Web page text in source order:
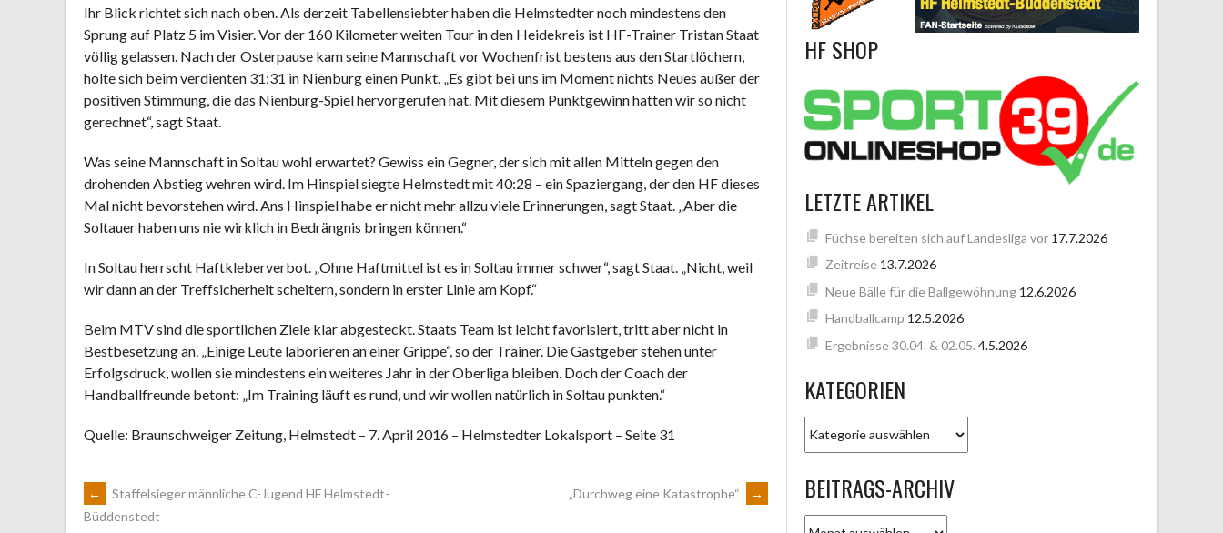
Ihr Blick richtet sich nach oben. Als derzeit Tabellensiebter haben die Helmstedter noch mindestens den
Sprung auf Platz 5 im Visier. Vor der 160 Kilometer weiten Tour in den Heidekreis ist HF-Trainer Tristan Staat
völlig gelassen. Nach der Osterpause kam seine Mannschaft vor Wochenfrist bestens aus den Startlöchern,
holte sich beim verdienten 31:31 in Nienburg einen Punkt. „Es gibt bei uns im Moment nichts Neues außer der
positiven Stimmung, die das Nienburg-Spiel hervorgerufen hat. Mit diesem Punktgewinn hatten wir so nicht
gerechnet“, sagt Staat.
Was seine Mannschaft in Soltau wohl erwartet? Gewiss ein Gegner, der sich mit allen Mitteln gegen den
drohenden Abstieg wehren wird. Im Hinspiel siegte Helmstedt mit 40:28 – ein Spaziergang, der den HF dieses
Mal nicht bevorstehen wird. Ans Hinspiel habe er nicht mehr allzu viele Erinnerungen, sagt Staat. „Aber die
Soltauer haben uns nie wirklich in Bedrängnis bringen können.“
In Soltau herrscht Haftkleberverbot. „Ohne Haftmittel ist es in Soltau immer schwer“, sagt Staat. „Nicht, weil
wir dann an der Treffsicherheit scheitern, sondern in erster Linie am Kopf.“
Beim MTV sind die sportlichen Ziele klar abgesteckt. Staats Team ist leicht favorisiert, tritt aber nicht in
Bestbesetzung an. „Einige Leute laborieren an einer Grippe“, so der Trainer. Die Gastgeber stehen unter
Erfolgsdruck, wollen sie mindestens ein weiteres Jahr in der Oberliga bleiben. Doch der Coach der
Handballfreunde betont: „Im Training läuft es rund, und wir wollen natürlich in Soltau punkten.“
Quelle: Braunschweiger Zeitung, Helmstedt – 7. April 2016 – Helmstedter Lokalsport – Seite 31
ARTIKEL-
←
Staffelsieger männliche C-Jugend HF Helmstedt-
Büddenstedt
„Durchweg eine Katastrophe“ →
HF SHOP
LETZTE ARTIKEL
Füchse bereiten sich auf Landesliga vor 17.7.2026
Zeitreise 13.7.2026
Neue Bälle für die Ballgewöhnung 12.6.2026
Handballcamp 12.5.2026
Ergebnisse 30.04. & 02.05. 4.5.2026
KATEGORIEN
BEITRAGS-ARCHIV